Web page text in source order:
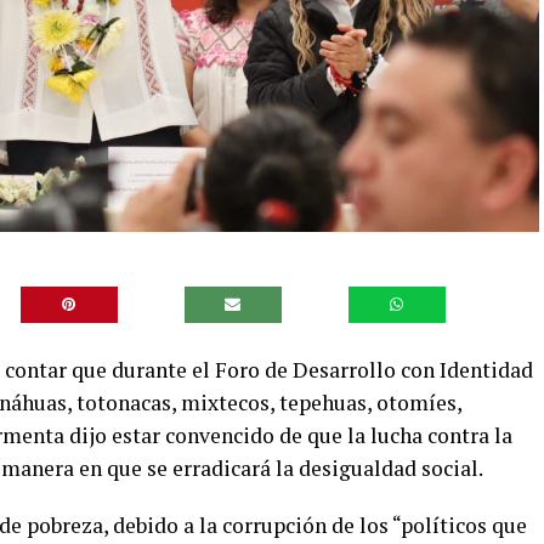
que durante el Foro de Desarrollo con Identidad
totonacas, mixtecos, tepehuas, otomíes,
dijo estar convencido de que la lucha contra la
en que se erradicará la desigualdad social.
pobreza, debido a la corrupción de los “políticos que